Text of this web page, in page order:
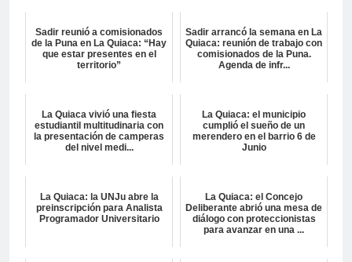
Sadir reunió a comisionados
de la Puna en La Quiaca: “Hay
que estar presentes en el
territorio”
Sadir arrancó la semana en La
Quiaca: reunión de trabajo con
comisionados de la Puna.
Agenda de infr...
La Quiaca vivió una fiesta
estudiantil multitudinaria con
la presentación de camperas
del nivel medi...
La Quiaca: el municipio
cumplió el sueño de un
merendero en el barrio 6 de
Junio
La Quiaca: la UNJu abre la
preinscripción para Analista
Programador Universitario
La Quiaca: el Concejo
Deliberante abrió una mesa de
diálogo con proteccionistas
para avanzar en una ...